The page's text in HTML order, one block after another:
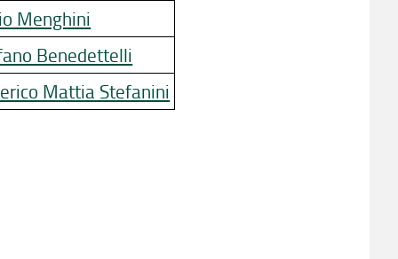
Menghini
Benedettelli
Mattia Stefanini